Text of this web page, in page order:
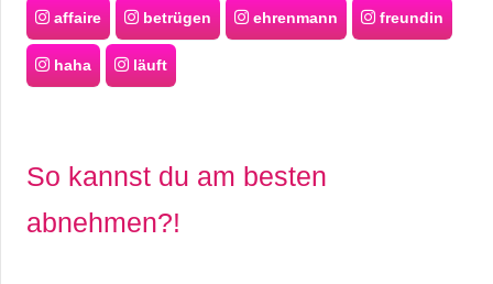
affaire betrügen ehrenmann freundin
haha läuft
So kannst du am besten
abnehmen?!